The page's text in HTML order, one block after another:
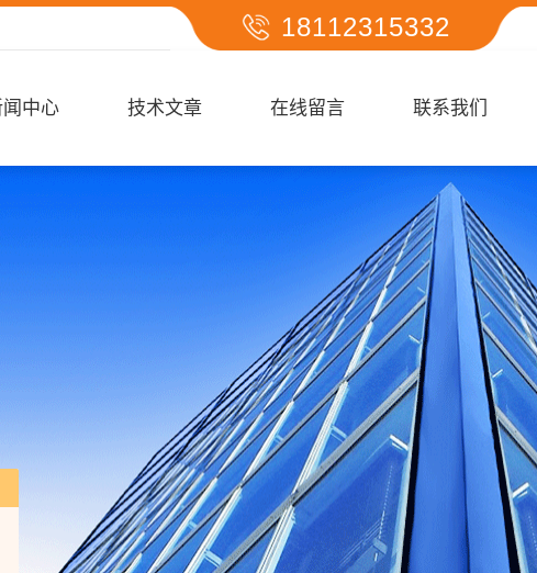
18112315332
中心 技术文章 在线留言 联系我们